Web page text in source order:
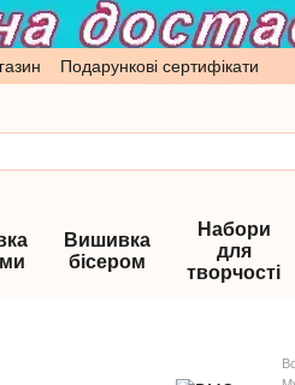
Подарункові сертифікати
Вишивка
бісером
Набори
для
творчості